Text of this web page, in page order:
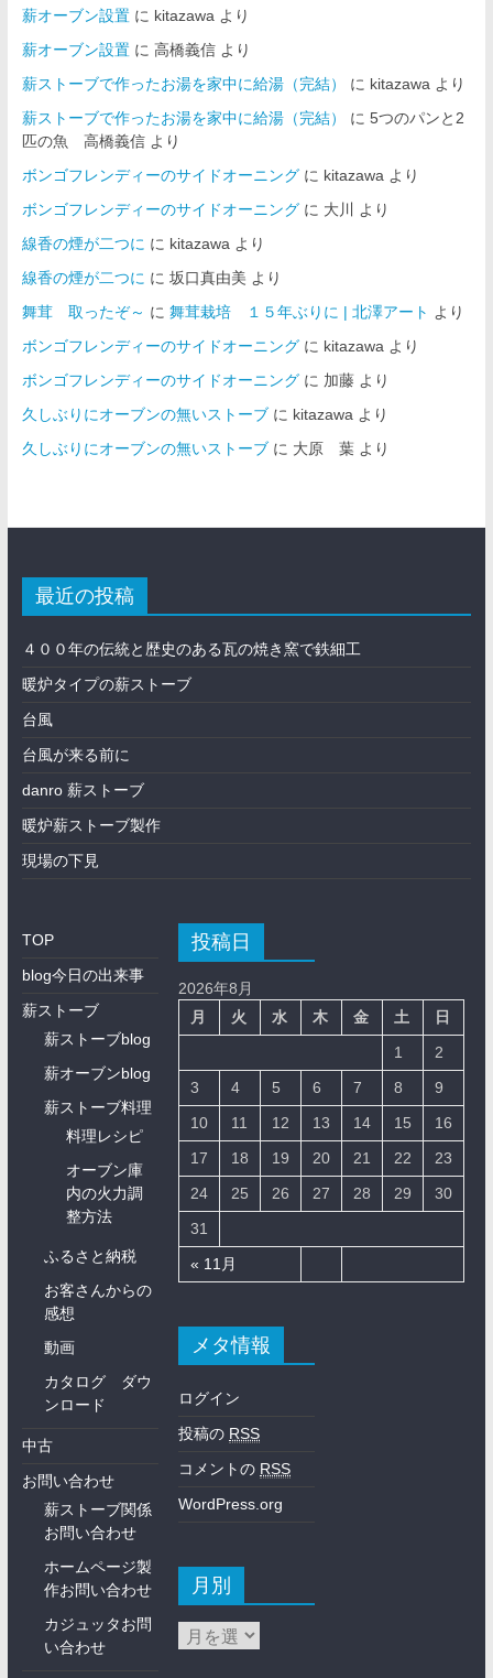
薪オーブン設置に kitazawa より
薪オーブン設置に 高橋義信より
薪ストーブで作ったお湯を家中に給湯（完結）
に kitazawa より
薪ストーブで作ったお湯を家中に給湯（完結）
に 5つのパンと2
匹の魚 高橋義信より
ボンゴフレンディーのサイドオーニングに kitazawa より
ボンゴフレンディーのサイドオーニングに 大川 より
線香の煙が二つに に kitazawa より
線香の煙が二つに に 坂口真由美 より
舞茸 取ったぞ～ に 舞茸栽培 １５年ぶりに | 北澤アート より
ボンゴフレンディーのサイドオーニングに kitazawa より
ボンゴフレンディーのサイドオーニングに 加藤より
久しぶりにオーブンの無いストーブに kitazawa より
久しぶりにオーブンの無いストーブに 大原 葉より
最近の投稿
４００年の伝統と歴史のある瓦の焼き窯で鉄細工
暖炉タイプの薪ストーブ
台風
台風が来る前に
danro 薪ストーブ
暖炉薪ストーブ製作
現場の下見
TOP
blog今日の出来事
薪ストーブ
薪ストーブblog
薪オーブンblog
薪ストーブ料理
料理レシピ
オーブン庫
内の火力調
整方法
ふるさと納税
お客さんからの
感想
動画
カタログ ダウ
ンロード
中古
お問い合わせ
薪ストーブ関係
お問い合わせ
ホームページ製
作お問い合わせ
カジュッタお問
い合わせ
投稿日
2026年8月
月
火 水 木 金 土 日
« 11月
1
2
3
4 5 6 7 8
9
10
11 12 13 14 15
16
17
18 19 20 21 22
23
24
25 26 27 28 29
30
31
メタ情報
ログイン
投稿の RSS
コメントの RSS
WordPress.org
月別